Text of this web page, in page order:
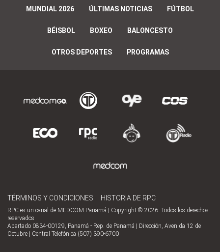
MUNDIAL 2026 ÚLTIMAS NOTICIAS FÚTBOL
BÉISBOL BOXEO BALONCESTO
OTROS DEPORTES PROGRAMAS
TÉRMINOS Y CONDICIONES HISTORIA DE RPC
RPC es un canal de MEDCOM Panamá | Copyright © 2026. Todos los derechos
reservados
Apartado 0834-00129, Panamá - Rep. de Panamá | Dirección, Avenida 12 de
Octubre | Central Telefónica (507) 390-6700